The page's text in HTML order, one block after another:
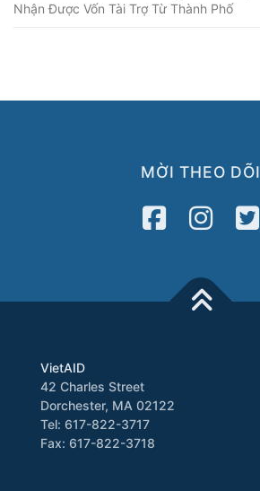
Nhận Được Vốn Tài Trợ Từ Thành Phố
MỜI THEO DÕI
VietAID
42 Charles Street
Dorchester, MA 02122
Tel: 617-822-3717
Fax: 617-822-3718